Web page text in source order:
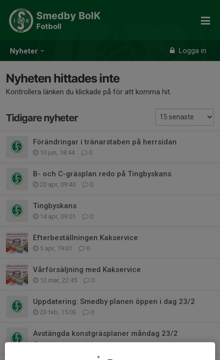
Nyheter Logga in
Smedby BoIK
Fotboll
Nyheten hittades inte
Kontrollera länken du klickade på för att komma hit.
Tidigare nyheter
Förändringar i tränarstaben på herrsidan
10 jun, 18:44 0
B- och C-gräsplan redo på Tingbyskans
20 apr, 09:40 0
Tingbyskans
14 apr, 09:01 0
Efterbeställningen Kakservice
5 apr, 19:01 0
Vårförsäljning med Kakservice
12 mar, 22:45 0
Uppdatering: Smedby planen öppen i dag 23/2
23 feb, 15:03 0
Avstängda konstgräsplaner måndag 23/2
23 feb, 13:49 0